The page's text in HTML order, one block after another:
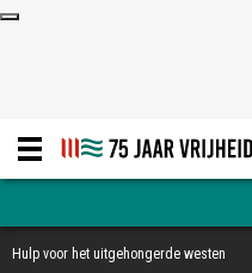
Hulp voor het uitgehongerde westen